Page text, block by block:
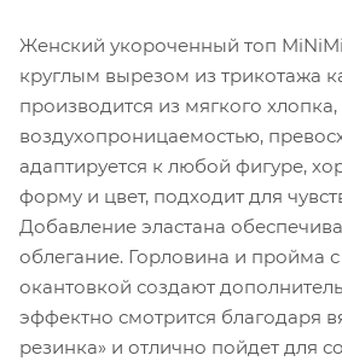
Женский укороченный топ MiNiMi
круглым вырезом из трикотажа
производится из мягкого
воздухопроницаемостью,
адаптируется к любой фигуре,
форму и цвет, подходит для
Добавление эластана
облегание. Горловина и пройма
окантовкой создают
эффектно смотрится благодаря
резинка» и отлично пойдет для